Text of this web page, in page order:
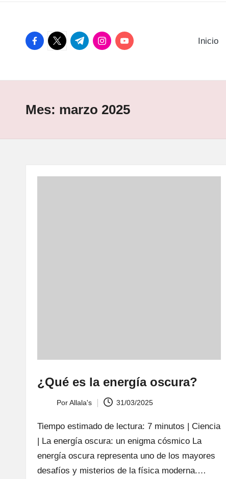
facebook.com
twitter.com
t.me instagram.com
youtube.com Inicio
Mes: marzo 2025
¿Qué es la energía oscura?
PorAllala's 31/03/2025
Tiempo estimado de lectura: 7 minutos | Ciencia
| La energía oscura: un enigma cósmico La
energía oscura representa uno de los mayores
desafíos y misterios de la física moderna.…